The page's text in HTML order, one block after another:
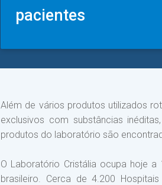
pacientes
Além de vários produtos utilizados
exclusivos com substâncias
produtos do laboratório são
O Laboratório Cristália ocupa hoje
brasileiro. Cerca de 4.200